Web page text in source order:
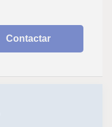
Contactar